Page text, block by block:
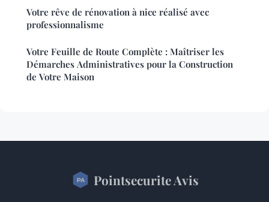
Votre rêve de rénovation à nice réalisé avec
professionnalisme
Votre Feuille de Route Complète : Maîtriser les
Démarches Administratives pour la Construction
de Votre Maison
Pointsecurite Avis